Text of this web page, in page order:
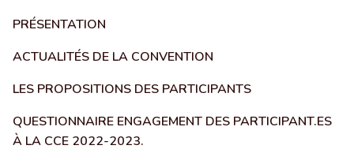
PRÉSENTATION
ACTUALITÉS DE LA CONVENTION
LES PROPOSITIONS DES PARTICIPANTS
QUESTIONNAIRE ENGAGEMENT DES PARTICIPANT.ES
À LA CCE 2022-2023.